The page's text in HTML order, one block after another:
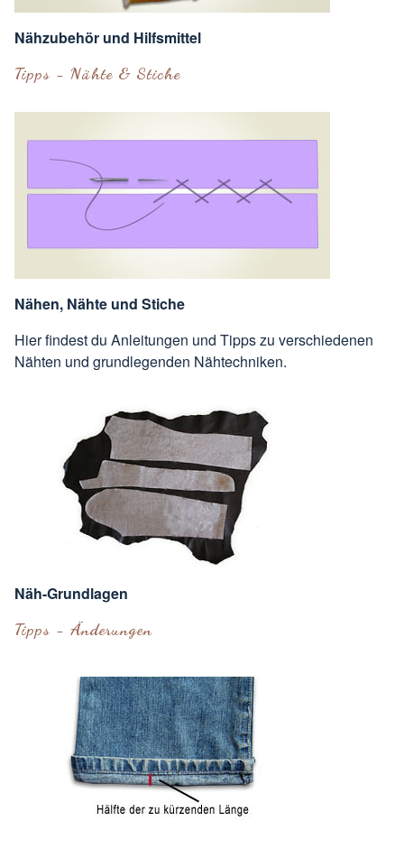
Nähzubehör und Hilfsmittel
Tipps - Nähte & Stiche
Nähen, Nähte und Stiche
Hier findest du Anleitungen und Tipps zu verschiedenen
Nähten und grundlegenden Nähtechniken.
Näh-Grundlagen
Tipps - Änderungen